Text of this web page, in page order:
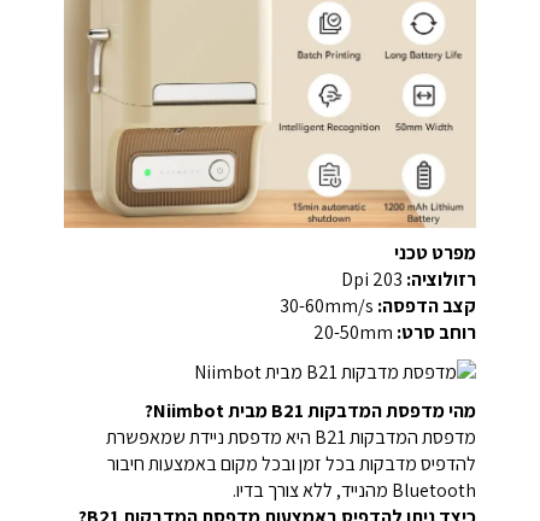
מפרט טכני
רזולוציה:
קצב הדפסה:
רוחב סרט:
מהי מדפסת המדבקות B21 מבית Niimbot?
מדפסת המדבקות B21 היא מדפסת ניידת שמאפשרת
להדפיס מדבקות בכל זמן ובכל מקום באמצעות חיבור
Bluetooth מהנייד, ללא צורך בדיו.